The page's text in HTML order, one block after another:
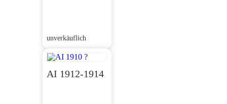
unverkäuflich
AI 1912-1914